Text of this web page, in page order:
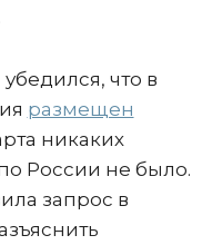
что в
размещен
никаких
России не было.
запрос в